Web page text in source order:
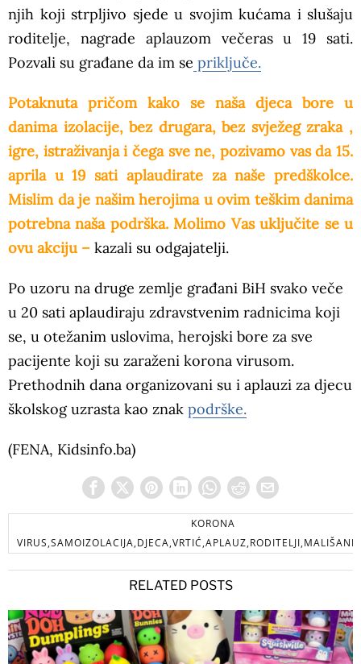
njih koji strpljivo sjede u svojim kućama i slušaju
roditelje, nagrade aplauzom večeras u 19 sati.
Pozvali su građane da im se priključe.
Potaknuta pričom kako se naša djeca bore u
danima izolacije, bez drugara, bez svježeg zraka ,
igre, istraživanja i čega sve ne, pozivamo vas da 15.
aprila u 19 sati aplaudirate za naše predškolce.
Mislim da je našim herojima u ovim teškim danima
potrebna naša podrška. Molimo Vas uključite se u
ovu akciju – kazali su odgajatelji.
Po uzoru na druge zemlje građani BiH svako veče
u 20 sati aplaudiraju zdravstvenim radnicima koji
se, u otežanim uslovima, herojski bore za sve
pacijente koji su zaraženi korona virusom.
Prethodnih dana organizovani su i aplauzi za djecu
školskog uzrasta kao znak podrške.
(FENA, Kidsinfo.ba)
KORONA
RELATED POSTS